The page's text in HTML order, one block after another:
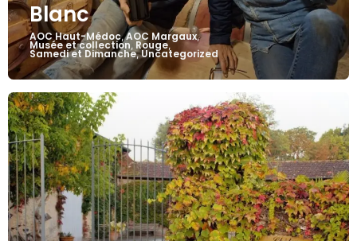
Blanc
AOC Haut-Médoc,AOC Margaux,
Musée et collection Rouge,
Samedi et Dimanche,Uncategorized